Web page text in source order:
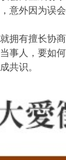
意外因为误
拥有擅长协
事人，要如
共识。